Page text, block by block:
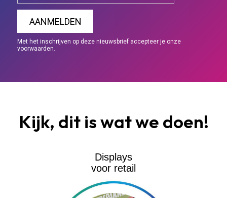
Met het inschrijven op deze nieuwsbrief accepteer je onze
voorwaarden.
Kijk, dit is wat we doen!
Displays
voor retail